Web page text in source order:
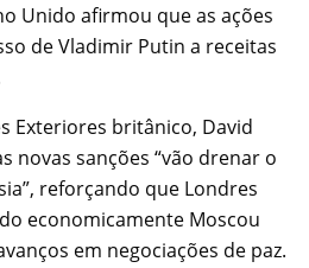
Unido afirmou que as ações
de Vladimir Putin a receitas
Exteriores britânico, David
novas sanções “vão drenar o
reforçando que Londres
economicamente Moscou
em negociações de paz.